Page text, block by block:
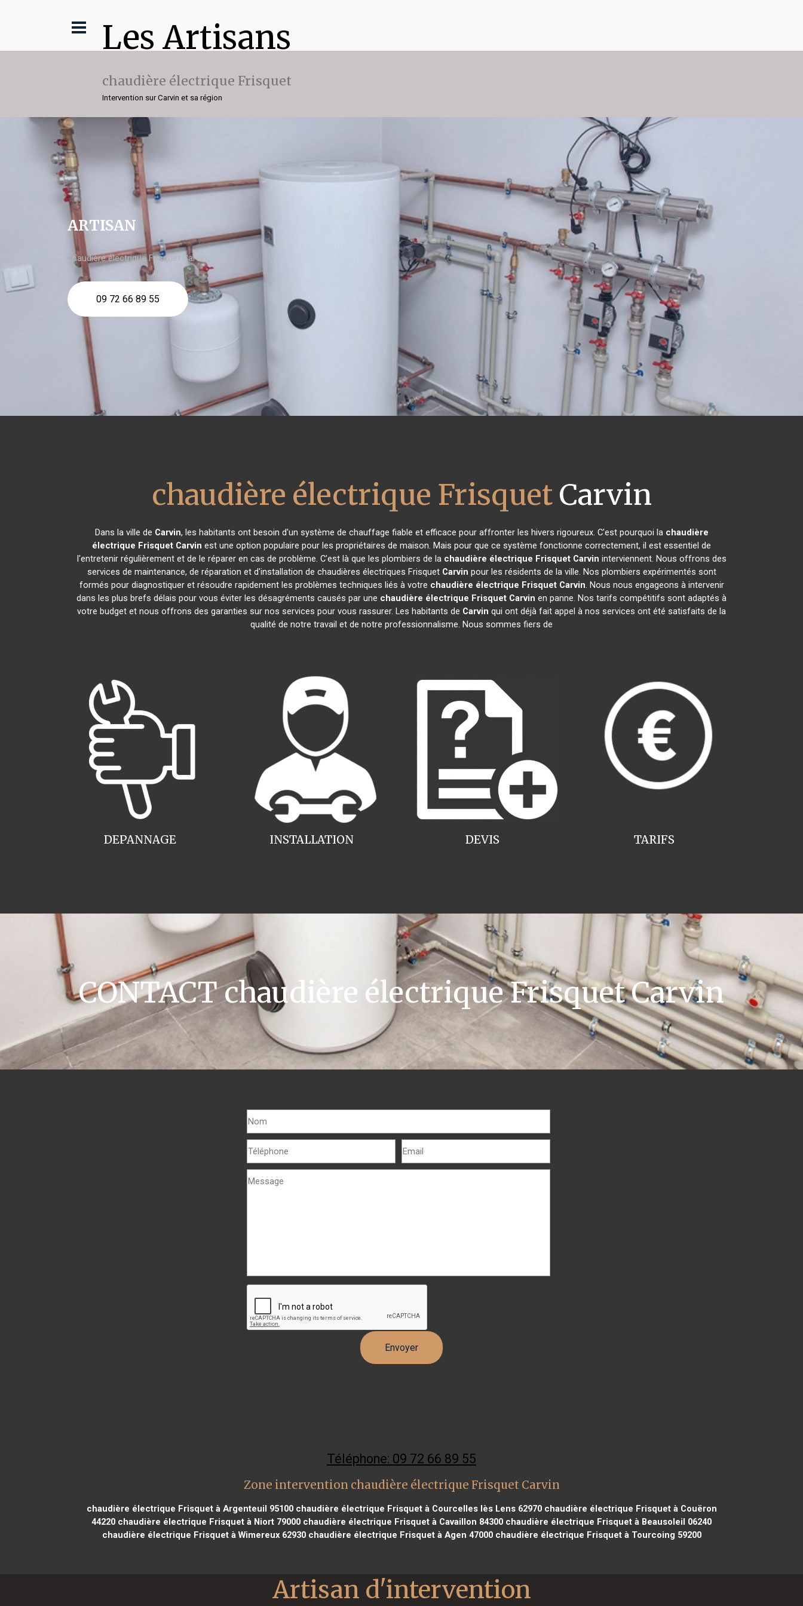
Les Artisans
chaudière électrique Frisquet
Intervention sur Carvin et sa région
ARTISAN
chaudière électrique Frisquet Carvin
09 72 66 89 55
chaudière électrique FrisquetCarvin
Dans la ville de Carvin, les habitants ont besoin d'un système de chauffage fiable et efficace pour affronter les hivers rigoureux. C'est pourquoi la chaudière
électrique Frisquet Carvin est une option populaire pour les propriétaires de maison. Mais pour que ce système fonctionne correctement, il est essentiel de
l'entretenir régulièrement et de le réparer en cas de problème. C'est là que les plombiers de la chaudière électrique Frisquet Carvin interviennent. Nous offrons des
services de maintenance, de réparation et d'installation de chaudières électriques Frisquet Carvin pour les résidents de la ville. Nos plombiers expérimentés sont
formés pour diagnostiquer et résoudre rapidement les problèmes techniques liés à votre chaudière électrique Frisquet Carvin. Nous nous engageons à intervenir
dans les plus brefs délais pour vous éviter les désagréments causés par une chaudière électrique Frisquet Carvin en panne. Nos tarifs compétitifs sont adaptés à
votre budget et nous offrons des garanties sur nos services pour vous rassurer. Les habitants de Carvin qui ont déjà fait appel à nos services ont été satisfaits de la
qualité de notre travail et de notre professionnalisme. Nous sommes fiers de
INSTALLATION
DEPANNAGE TARIFS
DEVIS
CONTACT chaudière électrique Frisquet Carvin
Téléphone: 09 72 66 89 55
Zone intervention chaudière électrique Frisquet Carvin
chaudière électrique Frisquet à Argenteuil 95100chaudière électrique Frisquet à Courcelles lès Lens 62970chaudière électrique Frisquet à Couëron
44220 chaudière électrique Frisquet à Niort 79000 chaudière électrique Frisquet à Cavaillon 84300 chaudière électrique Frisquet à Beausoleil 06240
chaudière électrique Frisquet à Wimereux 62930chaudière électrique Frisquet à Agen 47000chaudière électrique Frisquet à Tourcoing 59200
Artisan d'intervention